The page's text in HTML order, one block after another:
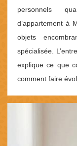
personnels
d’appartement à
objets
spécialisée.
explique ce que
comment faire